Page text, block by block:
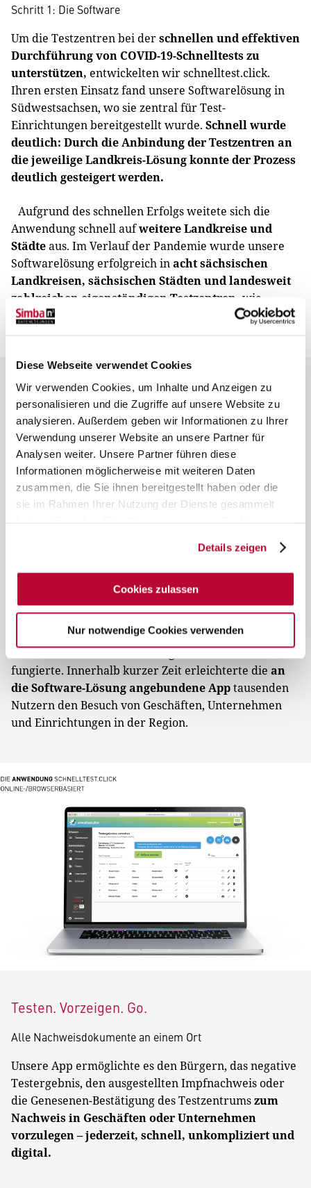
Diese Webseite verwendet Cookies
Wir verwenden Cookies, um Inhalte und Anzeigen zu
personalisieren und die Zugriffe auf unsere Website zu
analysieren. Außerdem geben wir Informationen zu Ihrer
Verwendung unserer Website an unsere Partner für
Analysen weiter. Unsere Partner führen diese
Informationen möglicherweise mit weiteren Daten
zusammen, die Sie ihnen bereitgestellt haben oder die
sie im Rahmen Ihrer Nutzung der Dienste gesammelt
Details zeigen
Cookies zulassen
Nur notwendige Cookies verwenden
Schritt 1: Die Software
Um die Testzentren bei derschnellen und effektiven
Durchführung von COVID-19-Schnelltests zu
unterstützen, entwickelten wir schnelltest.click.
Ihren ersten Einsatz fand unsere Softwarelösung in
Südwestsachsen, wo sie zentral für Test-
Einrichtungen bereitgestellt wurde. Schnell wurde
deutlich: Durch die Anbindung der Testzentren an
die jeweilige Landkreis-Lösung konnte der Prozess
deutlich gesteigert werden.
Aufgrund des schnellen Erfolgs weitete sich die
Anwendung schnell aufweitere Landkreise und
Städteaus. Im Verlauf der Pandemie wurde unsere
Softwarelösung erfolgreich inacht sächsischen
Landkreisen, sächsischen Städten und landesweit
zahlreichen eigenständigen Testzentren, wie
beispielsweise Apotheken, eingesetzt.
SCHNELLTEST.CLICK
Prüfen, Verwalten und Nachweis digital per
App
Schritt 2: Die App
Gewerbetreibende und Geschäftsinhaber waren in
Nachweis digital und einfach zugänglich
machen, arbeiteten wir zügig an der
Weiterentwicklung von schnelltest.click. Entstanden
Anwendung, die für Genesene, Geimpfte
und Getestete als eine Art digitaler Ausweis
fungierte. Innerhalb kurzer Zeit erleichterte die an
die Software-Lösung angebundene Apptausenden
Nutzern den Besuch von Geschäften, Unternehmen
und Einrichtungen in der Region.
Testen. Vorzeigen. Go.
Alle Nachweisdokumente an einem Ort
Unsere App ermöglichte es den Bürgern, das negative
Testergebnis, den ausgestellten Impfnachweis oder
die Genesenen-Bestätigung des Testzentrumszum
Nachweis in Geschäften oder Unternehmen
vorzulegen – jederzeit, schnell, unkompliziert und
digital.